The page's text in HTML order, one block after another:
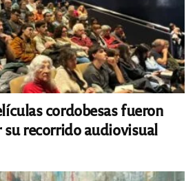
cordobesas fueron
recorrido audiovisual